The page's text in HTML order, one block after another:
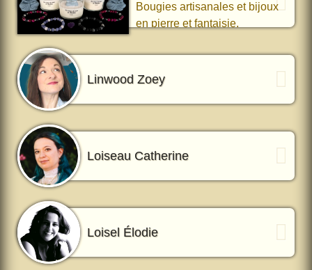
Bougies artisanales et bijoux
en pierre et fantaisie.
Linwood Zoey
Loiseau Catherine
Loisel Élodie